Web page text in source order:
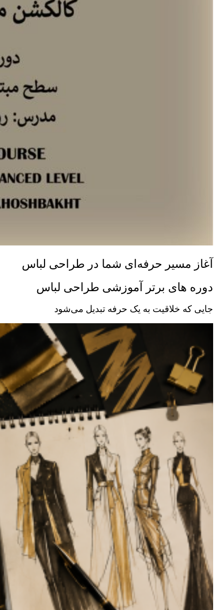
آغاز مسیر حرفه‌ای شما در طراحی لباس
دوره های برتر آموزشی طراحی لباس
جایی که خلاقیت به یک حرفه تبدیل می‌شود